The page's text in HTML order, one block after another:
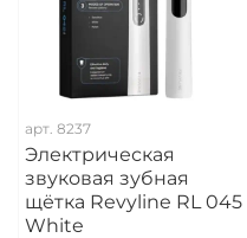
арт. 8237
Электрическая
звуковая зубная
щётка Revyline RL 045
White